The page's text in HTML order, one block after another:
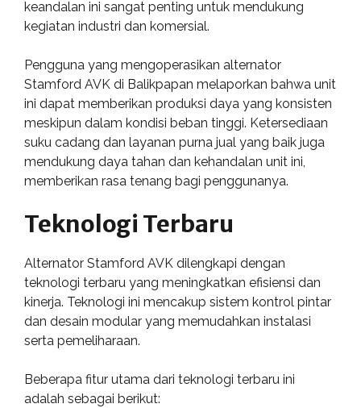
keandalan ini sangat penting untuk mendukung
kegiatan industri dan komersial.
Pengguna yang mengoperasikan alternator
Stamford AVK di Balikpapan melaporkan bahwa unit
ini dapat memberikan produksi daya yang konsisten
meskipun dalam kondisi beban tinggi. Ketersediaan
suku cadang dan layanan purna jual yang baik juga
mendukung daya tahan dan kehandalan unit ini,
memberikan rasa tenang bagi penggunanya.
Teknologi Terbaru
Alternator Stamford AVK dilengkapi dengan
teknologi terbaru yang meningkatkan efisiensi dan
kinerja. Teknologi ini mencakup sistem kontrol pintar
dan desain modular yang memudahkan instalasi
serta pemeliharaan.
Beberapa fitur utama dari teknologi terbaru ini
adalah sebagai berikut: